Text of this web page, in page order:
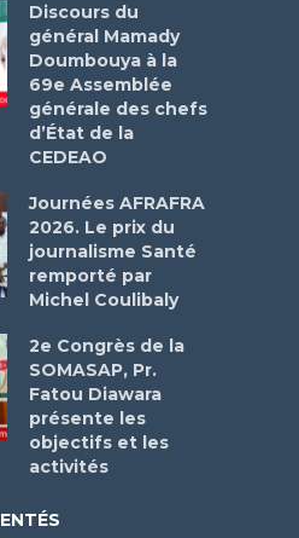
Discours du
général Mamady
Doumbouya à la
69e Assemblée
générale des chefs
d’État de la
CEDEAO
Journées AFRAFRA
2026. Le prix du
journalisme Santé
remporté par
Michel Coulibaly
2e Congrès de la
SOMASAP, Pr.
Fatou Diawara
présente les
objectifs et les
activités